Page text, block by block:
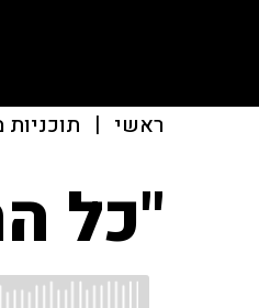
ראשי |
"כל